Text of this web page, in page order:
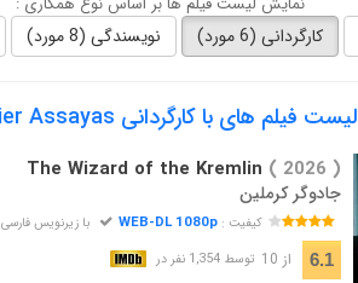
کارگردانی (6 مورد) نویسندگی (8 مورد)
لیست فیلم های با کارگردانی Olivier Assayas
The Wizard of the Kremlin ( 2026 )
جادوگر کرملین
کیفیت :WEB-DL 1080p با زیرنویس فارسی
6.1 از 10 توسط 1,354 نفر در